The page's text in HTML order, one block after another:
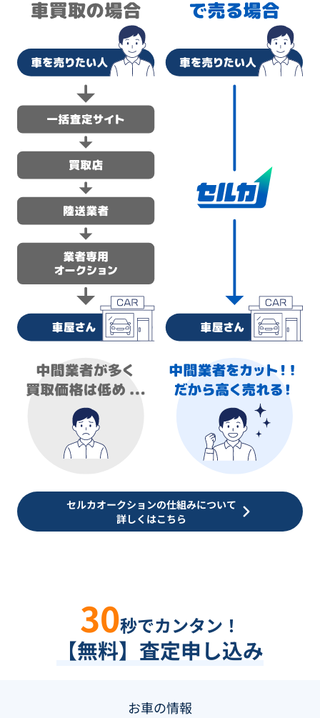
セルカオークションの仕組みについて
詳しくはこちら
30秒でカンタン！
【無料】査定申し込み
お車の情報